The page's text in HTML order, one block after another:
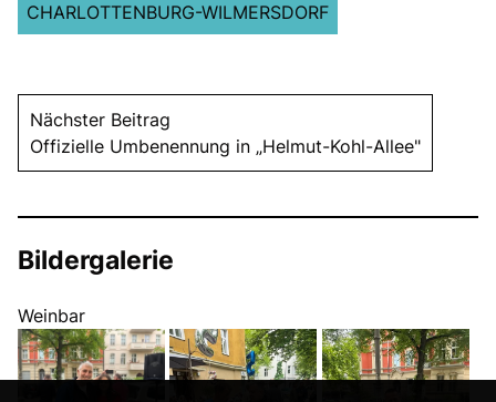
CHARLOTTENBURG-WILMERSDORF
Nächster Beitrag
Offizielle Umbenennung in „Helmut-Kohl-Allee"
Bildergalerie
Weinbar